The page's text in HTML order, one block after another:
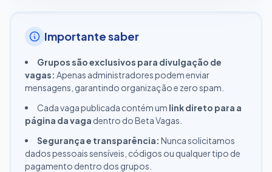
Importante saber
Grupos são exclusivos para divulgação de
vagas: Apenas administradores podem enviar
mensagens, garantindo organização e zero spam.
Cada vaga publicada contém um link direto para a
página da vaga dentro do Beta Vagas.
Segurança e transparência: Nunca solicitamos
dados pessoais sensíveis, códigos ou qualquer tipo de
pagamento dentro dos grupos.